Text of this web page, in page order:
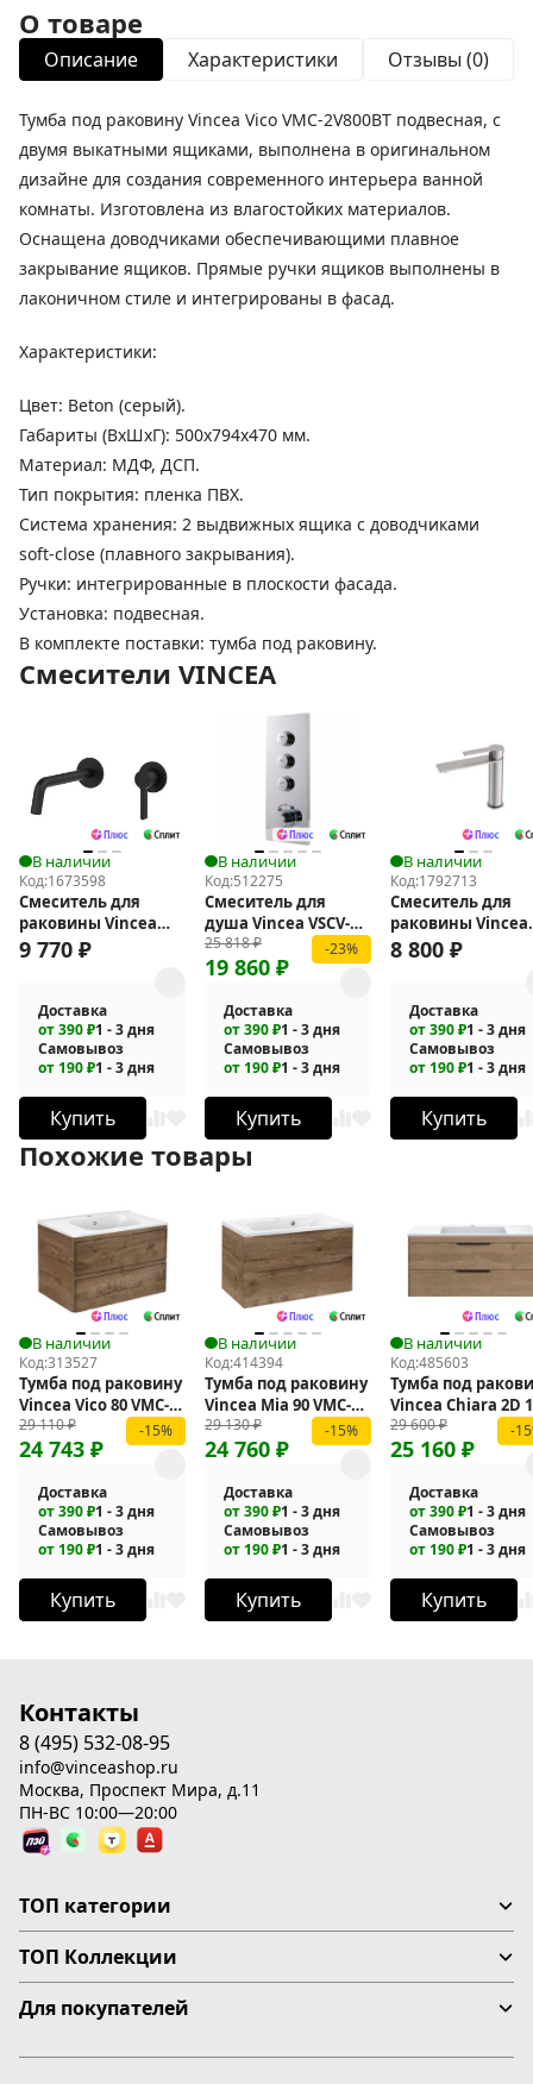
О товаре
Описание Характеристики Отзывы (0)
Тумба под раковину Vincea Vico VMC-2V800BT подвесная, с
двумя выкатными ящиками, выполнена в оригинальном
дизайне для создания современного интерьера ванной
комнаты. Изготовлена из влагостойких материалов.
Оснащена доводчиками обеспечивающими плавное
закрывание ящиков. Прямые ручки ящиков выполнены в
лаконичном стиле и интегрированы в фасад.
Характеристики:
Цвет: Beton (серый).
Габариты (ВхШхГ): 500х794х470 мм.
Материал: МДФ, ДСП.
Тип покрытия: пленка ПВХ.
Система хранения: 2 выдвижных ящика с доводчиками
soft-close (плавного закрывания).
Ручки: интегрированные в плоскости фасада.
Установка: подвесная.
В комплекте поставки: тумба под раковину.
Смесители VINCEA
В наличии
Код:1673598
Смеситель для
раковины Vincea
Villa VBFW-1VL1MB
9 770 ₽
Доставка
от 390 ₽1 - 3 дня
Самовывоз
от 190 ₽1 - 3 дня
Купить
В наличии
Код:512275
Смеситель для
душа Vincea VSCV-
433TCH с
термостатом
25 818₽
19 860 ₽
-23%
Доставка
от 390 ₽1 - 3 дня
Самовывоз
от 190 ₽1 - 3 дня
Купить
В наличии
Код:1792713
Смеситель для
раковины Vincea
Линеа (Linea)
8 800 ₽
Доставка
от 390 ₽1 - 3 дня
Самовывоз
от 190 ₽1 - 3 дня
Купить
Похожие товары
В наличии
Код:313527
Тумба под раковину
Vincea Vico 80 VMC-
2V800VO подвесная
29 110₽
24 743 ₽
-15%
Доставка
от 390 ₽1 - 3 дня
Самовывоз
от 190 ₽1 - 3 дня
Купить
В наличии
Код:414394
Тумба под раковину
Vincea Mia 90 VMC-
2MA900VO
подвесная
29 130₽
24 760 ₽
-15%
Доставка
от 390 ₽1 - 3 дня
Самовывоз
от 190 ₽1 - 3 дня
Купить
В наличии
Код:485603
Тумба под
Vincea Chiara 2D
VMC-2C2100NO
подвесная
29 600₽
25 160 ₽
-
Доставка
от 390 ₽1 - 3 дня
Самовывоз
от 190 ₽1 - 3 дня
Купить
Контакты
8 (495) 532-08-95
info@vinceashop.ru
Москва, Проспект Мира, д.11
ПН-ВС 10:00—20:00
ТОП категории
ТОП Коллекции
Для покупателей